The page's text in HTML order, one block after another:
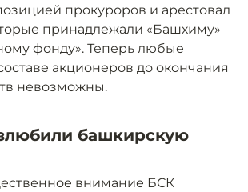
прокуроров и арестовал
принадлежали «Башхиму»
фонду». Теперь любые
акционеров до окончания
невозможны.
башкирскую
внимание БСК